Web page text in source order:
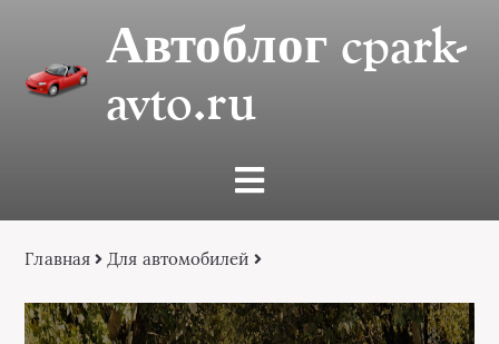
Автоблог cpark-
avto.ru
Главная Для автомобилей